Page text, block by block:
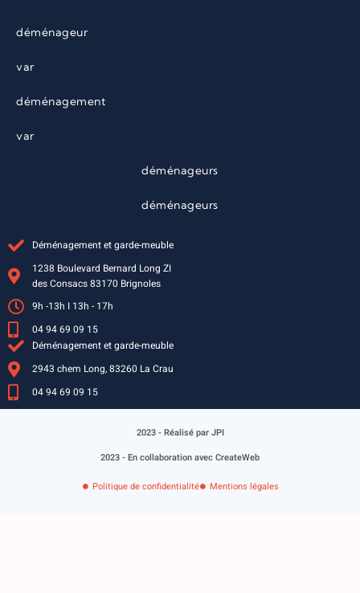
déménageur
var
déménagement
var
déménageurs
déménageurs
Déménagement et garde-meuble
1238 Boulevard Bernard Long ZI
des Consacs 83170 Brignoles
9h -13h I 13h - 17h
04 94 69 09 15
Déménagement et garde-meuble
2943 chem Long, 83260 La Crau
04 94 69 09 15
2023 - Réalisé par JPI
2023 - En collaboration avec CreateWeb
Politique de confidentialité Mentions légales